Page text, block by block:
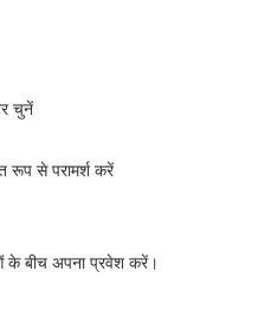
चुनें
रूप से परामर्श करें
के बीच अपना प्रवेश करें।